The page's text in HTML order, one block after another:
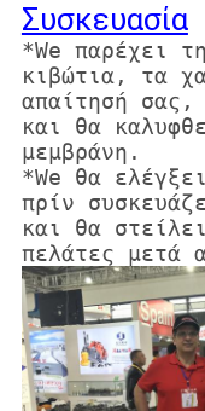
Συσκευασία
*We παρέχει
κιβώτια, τα
απαίτησή σας,
και θα
μεμβράνη.
*We θα
πρίν
και θα
πελάτες μετά